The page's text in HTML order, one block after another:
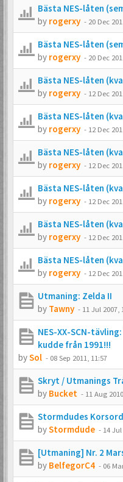
Bästa NES-låten
by rogerxy - 20 Dec
Bästa NES-låten
by rogerxy - 20 Dec
Bästa NES-låten
by rogerxy - 12 Dec
Bästa NES-låten
by rogerxy - 12 Dec
Bästa NES-låten
by rogerxy - 12 Dec
Bästa NES-låten
by rogerxy - 12 Dec
Bästa NES-låten
by rogerxy - 12 Dec
Bästa NES-låten
by rogerxy - 12 Dec
Utmaning: Zelda II
by Tawny - 11 Jul 2007,
NES-XX-SCN-
kudde från 1991!!!
bySol - 08 Sep 2011, 11:57
Skryt / Utmanings
by Bucket - 11 Aug
Stormdudes
byStormdude - 14
[Utmaning] Nr. 2
by BelfegorC4 - 06